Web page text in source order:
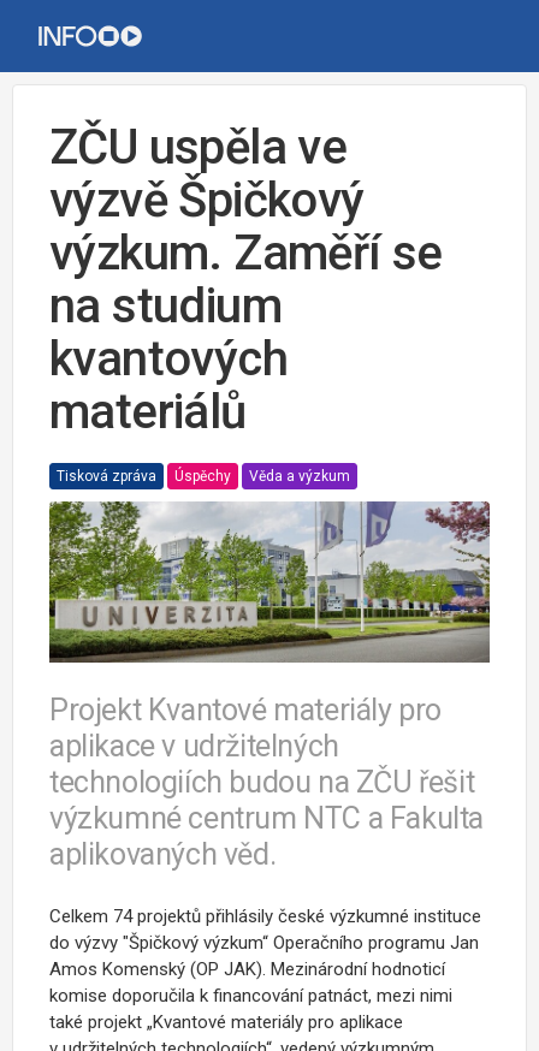
ZČU uspěla ve
výzvě Špičkový
výzkum. Zaměří se
na studium
kvantových
materiálů
Tisková zpráva Úspěchy Věda a výzkum
Projekt Kvantové materiály pro
aplikace v udržitelných
technologiích budou na ZČU řešit
výzkumné centrum NTC a Fakulta
aplikovaných věd.
Celkem 74 projektů přihlásily české výzkumné instituce
do výzvy "Špičkový výzkum“ Operačního programu Jan
Amos Komenský (OP JAK). Mezinárodní hodnoticí
komise doporučila k financování patnáct, mezi nimi
také projekt „Kvantové materiály pro aplikace